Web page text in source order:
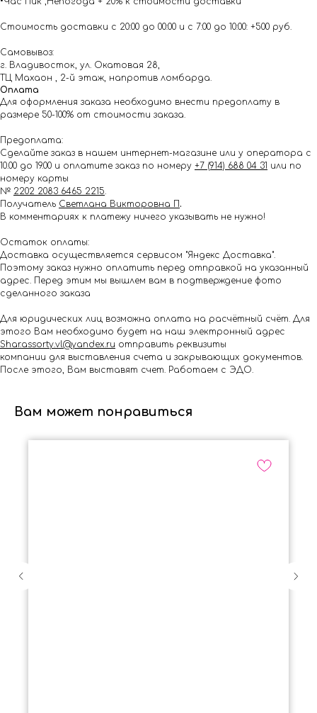
Стоимость доставки с 20:00 до 00:00 и с 7:00 до 10:00: +500 руб.
Самовывоз:
г. Владивосток, ул. Окатовая 28,
ТЦ Махаон , 2-й этаж, напротив ломбарда.
Оплата
Для оформления заказа необходимо внести предоплату в
размере 50-100% от стоимости заказа.
Предоплата:
Сделайте заказ в нашем интернет-магазине или у оператора с
10.00 до 19.00 и оплатите заказ по номеру +7 (914) 688 04 31 или по
номеру карты
№ 2202 2083 6465 2215.
Получатель Светлана Викторовна П .
В комментариях к платежу ничего указывать не нужно!
Остаток оплаты:
Доставка осуществляется сервисом "Яндекс Доставка".
Поэтому заказ нужно оплатить перед отправкой на указанный
адрес. Перед этим мы вышлем вам в подтверждение фото
сделанного заказа
Для юридических лиц возможна оплата на расчётный счёт. Для
этого Вам необходимо будет на наш электронный адрес
Shar.assorty.vl@yandex.ru отправить реквизиты
компании для выставления счета и закрывающих документов.
После этого, Вам выставят счет. Работаем с ЭДО.
Вам может понравиться